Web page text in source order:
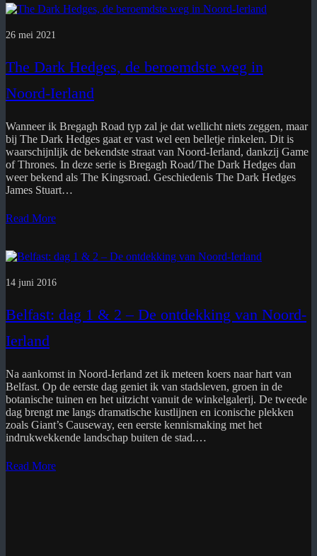
26 mei 2021
The Dark Hedges, de beroemdste weg in
Noord-Ierland
Wanneer ik Bregagh Road typ zal je dat wellicht niets zeggen, maar
bij The Dark Hedges gaat er vast wel een belletje rinkelen. Dit is
waarschijnlijk de bekendste straat van Noord-Ierland, dankzij Game
of Thrones. In deze serie is Bregagh Road/The Dark Hedges dan
weer bekend als The Kingsroad. Geschiedenis The Dark Hedges
James Stuart…
Read More
14 juni 2016
Belfast: dag 1 & 2 – De ontdekking van Noord-
Ierland
Na aankomst in Noord-Ierland zet ik meteen koers naar hart van
Belfast. Op de eerste dag geniet ik van stadsleven, groen in de
botanische tuinen en het uitzicht vanuit de winkelgalerij. De tweede
dag brengt me langs dramatische kustlijnen en iconische plekken
zoals Giant’s Causeway, een eerste kennismaking met het
indrukwekkende landschap buiten de stad.…
Read More